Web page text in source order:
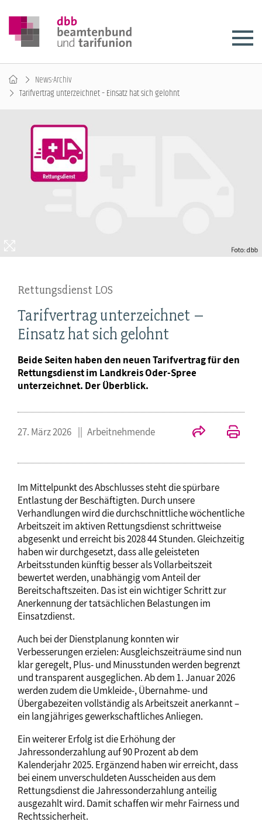
News-Archiv
Tarifvertrag unterzeichnet – Einsatz hat sich gelohnt
Rettungsdienst LOS
Tarifvertrag unterzeichnet –
Einsatz hat sich gelohnt
Beide Seiten haben den neuen Tarifvertrag für den
Rettungsdienst im Landkreis Oder-Spree
unterzeichnet. Der Überblick.
27. März 2026 Arbeitnehmende
Im Mittelpunkt des Abschlusses steht die spürbare
Entlastung der Beschäftigten. Durch unsere
Verhandlungen wird die durchschnittliche wöchentliche
Arbeitszeit im aktiven Rettungsdienst schrittweise
abgesenkt und erreicht bis 2028 44 Stunden. Gleichzeitig
haben wir durchgesetzt, dass alle geleisteten
Arbeitsstunden künftig besser als Vollarbeitszeit
bewertet werden, unabhängig vom Anteil der
Bereitschaftszeiten. Das ist ein wichtiger Schritt zur
Anerkennung der tatsächlichen Belastungen im
Einsatzdienst.
Auch bei der Dienstplanung konnten wir
Verbesserungen erzielen: Ausgleichszeiträume sind nun
klar geregelt, Plus‑ und Minusstunden werden begrenzt
und transparent ausgeglichen. Ab dem 1. Januar 2026
werden zudem die Umkleide‑, Übernahme‑ und
Übergabezeiten vollständig als Arbeitszeit anerkannt –
ein langjähriges gewerkschaftliches Anliegen.
Ein weiterer Erfolg ist die Erhöhung der
Jahressonderzahlung auf 90 Prozent ab dem
Kalenderjahr 2025. Ergänzend haben wir erreicht, dass
bei einem unverschuldeten Ausscheiden aus dem
Rettungsdienst die Jahressonderzahlung anteilig
ausgezahlt wird. Damit schaffen wir mehr Fairness und
Rechtssicherheit.